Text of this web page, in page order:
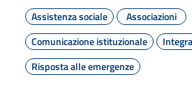
Assistenza sociale
Associazioni
Comunicazione istituzionale
Risposta alle emergenze